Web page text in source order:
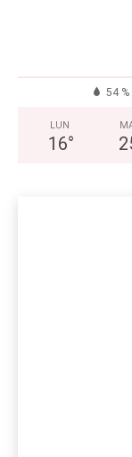
54 %
LUN
16°